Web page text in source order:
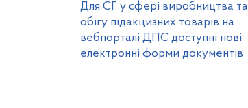
Для СГ у сфері виробництва та
обігу підакцизних товарів на
вебпорталі ДПС доступні нові
електронні форми документів